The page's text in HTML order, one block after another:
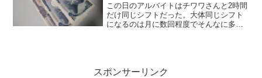
この日のアルバイトはチワワさんと2時間
だけ同じシフトだった。大体同じシフト
になるのは月に数回程度でそんなに多く
スポンサーリンク